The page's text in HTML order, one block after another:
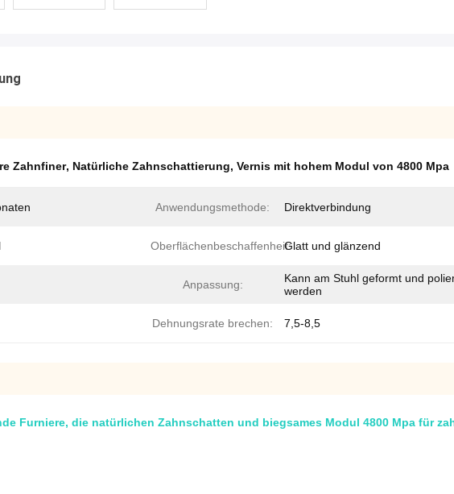
Zahnfiner, Natürliche Zahnschattierung, Vernis mit hohem Modul von 4800 Mpa
Anwendungsmethode: Direktverbindung
Oberflächenbeschaffenheit:Glatt und glänzend
Anpassung:
Kann am Stuhl geformt und
werden
Dehnungsrate brechen: 7,5-8,5
Furniere, die natürlichen Zahnschatten und biegsames Modul 4800 Mpa für